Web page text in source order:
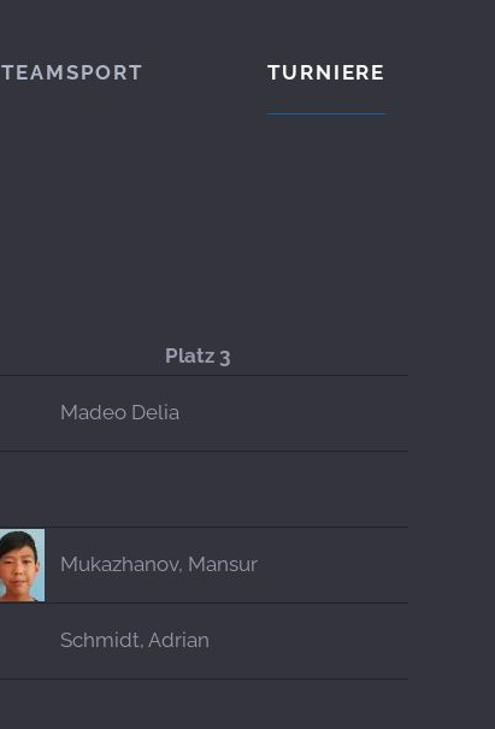
TEAMSPORT TURNIERE
Platz 3
Madeo Delia
Mukazhanov, Mansur
Schmidt, Adrian